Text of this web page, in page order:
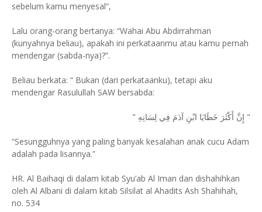
sebelum kamu menyesal”,
Lalu orang-orang bertanya: “Wahai Abu Abdirrahman
(kunyahnya beliau), apakah ini perkataanmu atau kamu pernah
mendengar (sabda-nya)?”.
Beliau berkata: “ Bukan (dari perkataanku), tetapi aku
mendengar Rasulullah SAW bersabda:
" إِنَّ أَكْثَرَ خَطَايَا ابْنِ آدَمَ فِي لِسَانِهِ "
“Sesungguhnya yang paling banyak kesalahan anak cucu Adam
adalah pada lisannya.”
HR. Al Baihaqi di dalam kitab Syu’ab Al Iman dan dishahihkan
oleh Al Albani di dalam kitab Silsilat al Ahadits Ash Shahihah,
no. 534